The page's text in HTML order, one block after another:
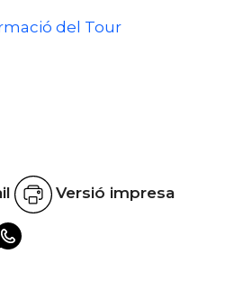
del Tour
Versió impresa